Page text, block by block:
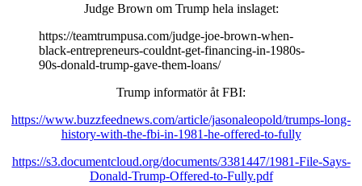
Judge Brown om Trump hela inslaget:
https://teamtrumpusa.com/judge-joe-brown-when-
black-entrepreneurs-couldnt-get-financing-in-1980s-
90s-donald-trump-gave-them-loans/
Trump informatör åt FBI:
https://www.buzzfeednews.com/article/jasonaleopold/trumps-long-
history-with-the-fbi-in-1981-he-offered-to-fully
https://s3.documentcloud.org/documents/3381447/1981-File-Says-
Donald-Trump-Offered-to-Fully.pdf